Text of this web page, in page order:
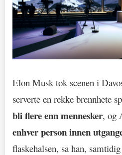
Elon Musk tok scenen i
serverte en rekke brennhete
bli flere enn mennesker, og
enhver person innen
flaskehalsen, sa han,